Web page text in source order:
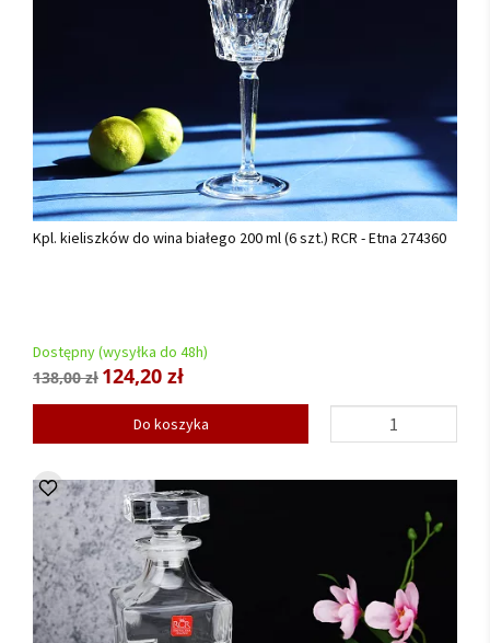
Kpl. kieliszków do wina białego 200 ml (6 szt.) RCR - Etna 274360
Dostępny (wysyłka do 48h)
138,00 zł 124,20 zł
Do koszyka